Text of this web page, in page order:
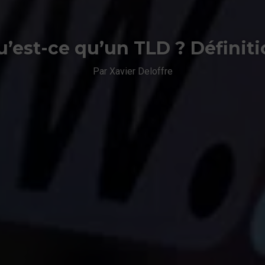
ce qu’un TLD ?
Par Xavier Deloffre